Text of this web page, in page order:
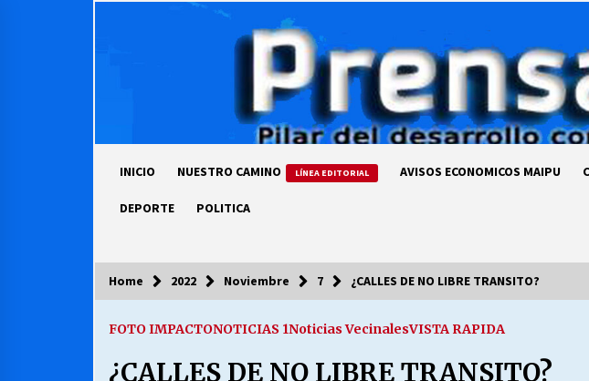
INICIO NUESTRO CAMINO LÍNEA EDITORIAL AVISOS ECONOMICOS MAIPU
DEPORTE POLITICA
COLUMNISTA
luz… ¿Y cuándo van a bajar?
Home 2022 Noviembre 7 ¿CALLES DE NO LIBRE TRANSITO?
FOTO IMPACTONOTICIAS 1Noticias VecinalesVISTA RAPIDA
¿CALLES DE NO LIBRE TRANSITO?